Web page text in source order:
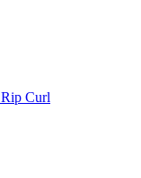
Rip Curl